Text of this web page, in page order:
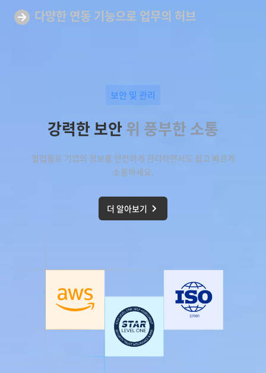
다양한 연동 기능으로 업무의 허브
보안 및 관리
강력한 보안위 풍부한 소통
협업툴로 기업의 정보를 안전하게 관리하면서도 쉽고 빠르게
소통하세요.
더 알아보기